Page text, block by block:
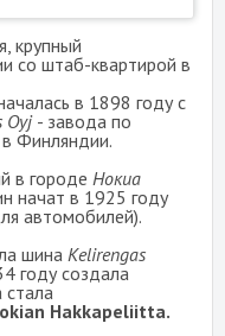
крупный
со штаб-квартирой в
в 1898 году с
Oyj - завода по
Финляндии.
в городе Нокиа
начат в 1925 году
автомобилей).
шинаKelirengas
году создала
Hakkapeliitta.